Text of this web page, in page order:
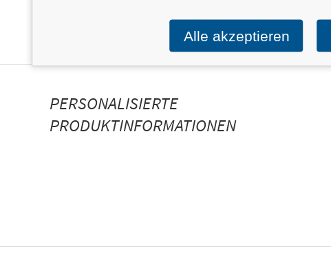
PERSONALISIERTE
PRODUKTINFORMATIONEN
Alle akzeptieren